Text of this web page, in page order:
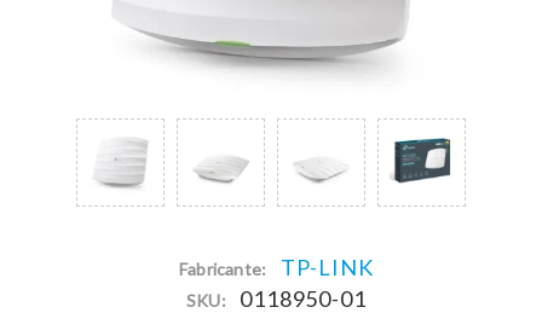
Fabricante: TP-LINK
SKU: 0118950-01